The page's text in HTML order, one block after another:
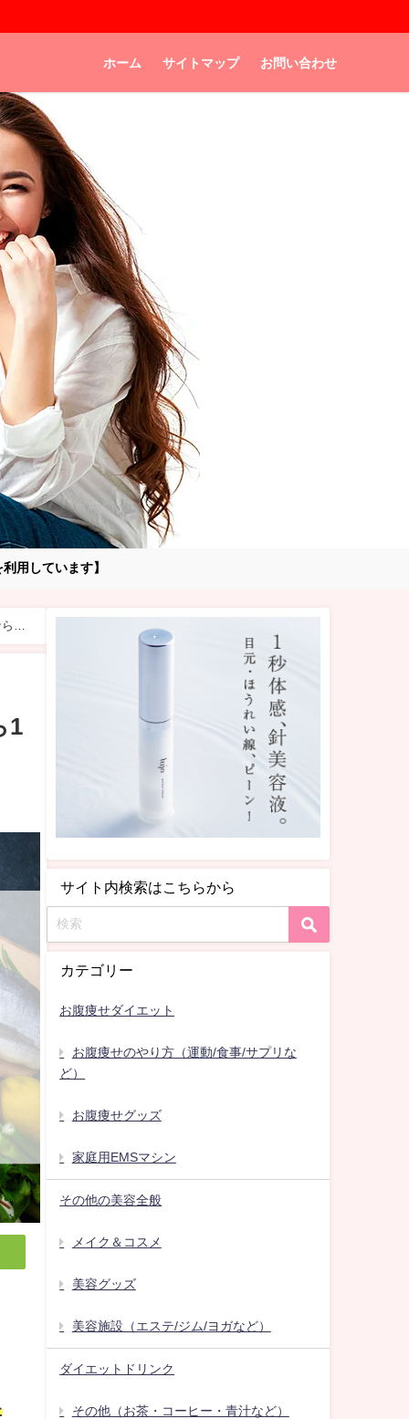
ホーム サイトマップ お問い合わせ
用しています】
1
1
サイト内検索はこちらから
カテゴリー
お腹痩せダイエット
お腹痩せのやり方（運動/食事/サプリな
ど）
お腹痩せグッズ
家庭用EMSマシン
その他の美容全般
メイク＆コスメ
美容グッズ
美容施設（エステ/ジム/ヨガなど）
ダイエットドリンク
その他（お茶・コーヒー・青汁など）